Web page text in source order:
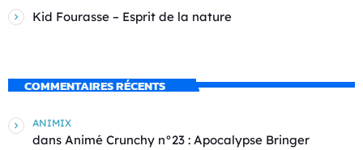
Kid Fourasse – Esprit de la nature
COMMENTAIRES RÉCENTS
ANIMIX
dans Animé Crunchy n°23 : Apocalypse Bringer